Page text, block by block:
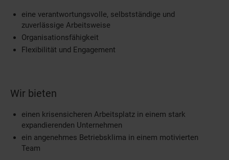
eine verantwortungsvolle, selbstständige und
zuverlässige Arbeitsweise
Organisationsfähigkeit
Flexibilität und Engagement
Wir bieten
einen krisensicheren Arbeitsplatz in einem stark
expandierenden Unternehmen
ein angenehmes Betriebsklima in einem motivierten
Team